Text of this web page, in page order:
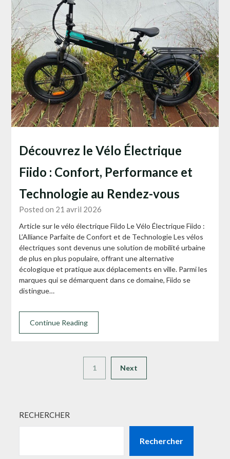
Découvrez le Vélo Électrique
Fiido : Confort, Performance et
Technologie au Rendez-vous
Posted on 21 avril 2026
Article sur le vélo électrique Fiido Le Vélo Électrique Fiido :
L’Alliance Parfaite de Confort et de Technologie Les vélos
électriques sont devenus une solution de mobilité urbaine
de plus en plus populaire, offrant une alternative
écologique et pratique aux déplacements en ville. Parmi les
marques qui se démarquent dans ce domaine, Fiido se
distingue…
Continue Reading
1 Next
RECHERCHER
Rechercher